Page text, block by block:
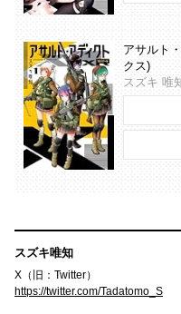
アサルト
クス)
スズキ 唯
スズキ唯知
X（旧：Twitter）
https://twitter.com/Tadatomo_S